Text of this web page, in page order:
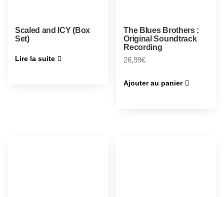
Scaled and ICY (Box
Set)
Lire la suite
The Blues Brothers :
Original Soundtrack
Recording
26,99€
Ajouter au panier